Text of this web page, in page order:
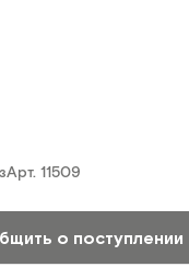
Арт.11509
о поступлении